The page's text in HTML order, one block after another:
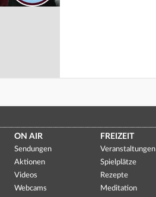
ON AIR
Sendungen
Aktionen
Videos
Webcams
FREIZEIT
Veranstaltungen
Spielplätze
Rezepte
Meditation